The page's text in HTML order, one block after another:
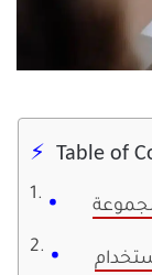
Table of